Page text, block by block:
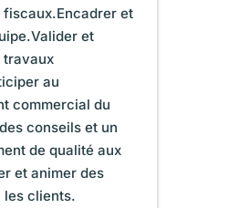
et
et
travaux
au
commercial du
conseils et un
de qualité aux
et animer des
les clients.